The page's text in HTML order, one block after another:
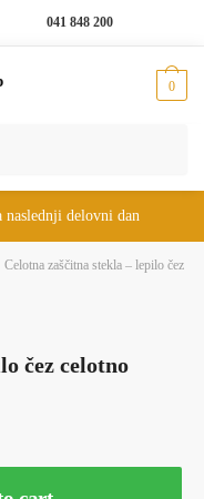
041 848 200
0
naslednji delovni dan
Celotna zaščitna stekla – lepilo čez
čez celotno